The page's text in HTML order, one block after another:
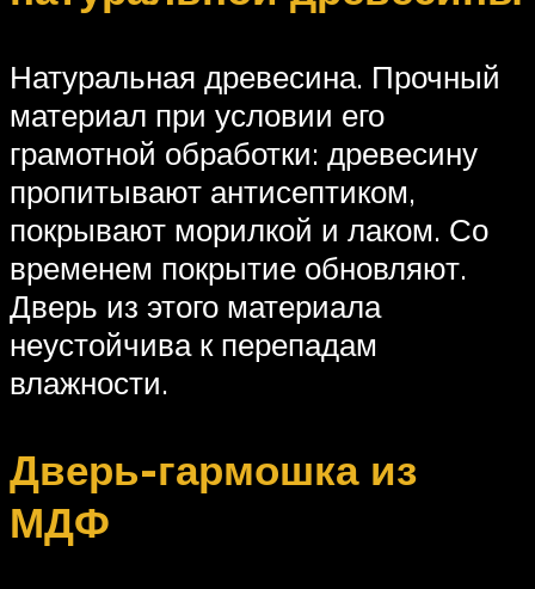
Натуральная древесина. Прочный
материал при условии его
грамотной обработки: древесину
пропитывают антисептиком,
покрывают морилкой и лаком. Со
временем покрытие обновляют.
Дверь из этого материала
неустойчива к перепадам
влажности.
Дверь-гармошка из
МДФ